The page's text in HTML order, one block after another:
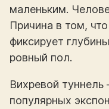
маленьким.
Причина в том,
фиксирует
ровный пол.
Вихревой
популярных